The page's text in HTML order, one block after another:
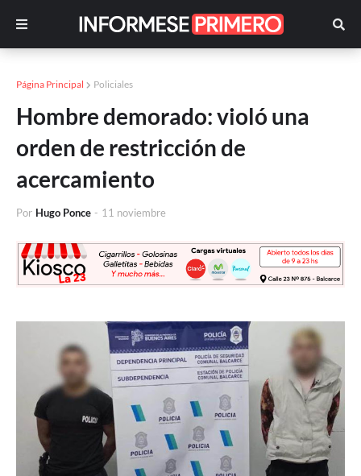
Página Principal Policiales
Hombre demorado: violó una
orden de restricción de
acercamiento
Por Hugo Ponce - 11 noviembre